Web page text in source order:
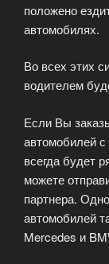
положено
автомобилях.
Во всех этих
водителем
Если Вы
автомобилей
всегда будет
можете
партнера.
автомобилей
Mercedes и